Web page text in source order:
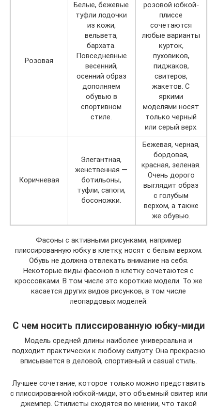
Розовая
Белые, бежевые
туфли лодочки
из кожи,
вельвета,
бархата.
Повседневные
весенний,
осенний образ
дополняем
обувью в
спортивном
стиле.
розовой юбкой-
плиссе
сочетаются
любые варианты
курток,
пуховиков,
пиджаков,
свитеров,
жакетов. С
яркими
моделями носят
только черный
или серый верх.
Коричневая
Элегантная,
женственная —
ботильоны,
туфли, сапоги,
босоножки.
Бежевая, черная,
бордовая,
красная, зеленая.
Очень дорого
выглядит образ
с голубым
верхом, а также
же обувью.
Фасоны с активными рисунками, например
плиссированную юбку в клетку, носят с белым верхом.
Обувь не должна отвлекать внимание на себя.
Некоторые виды фасонов в клетку сочетаются с
кроссовками. В том числе это короткие модели. То же
касается других видов рисунков, в том числе
леопардовых моделей.
С чем носить плиссированную юбку-миди
Модель средней длины наиболее универсальна и
подходит практически к любому силуэту. Она прекрасно
вписывается в деловой, спортивный и casual стиль.
Лучшее сочетание, которое только можно представить
с плиссированной юбкой-миди, это объемный свитер или
джемпер. Стилисты сходятся во мнении, что такой